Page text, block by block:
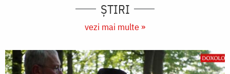
ȘTIRI
vezi mai multe »